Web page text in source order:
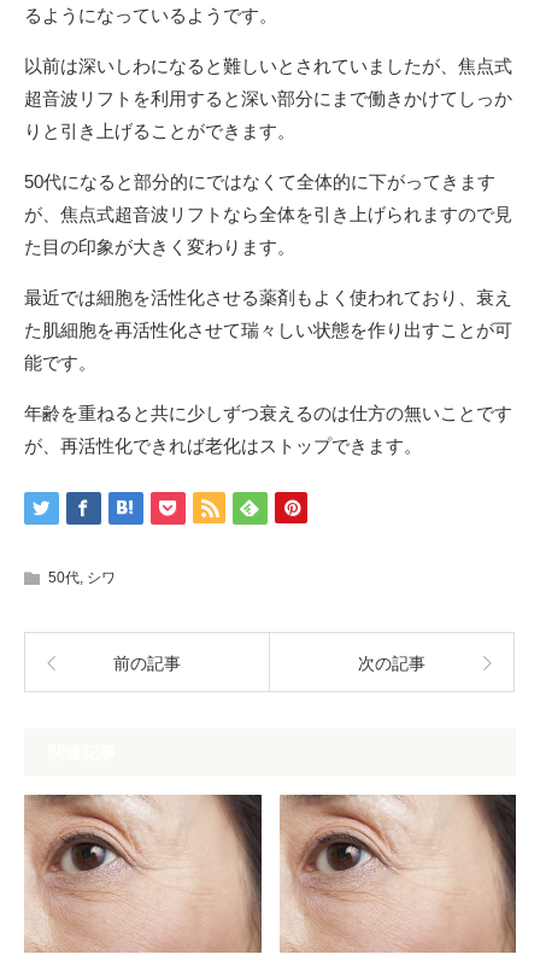
るようになっているようです。
以前は深いしわになると難しいとされていましたが、焦点式
超音波リフトを利用すると深い部分にまで働きかけてしっか
りと引き上げることができます。
50代になると部分的にではなくて全体的に下がってきます
が、焦点式超音波リフトなら全体を引き上げられますので見
た目の印象が大きく変わります。
最近では細胞を活性化させる薬剤もよく使われており、衰え
た肌細胞を再活性化させて瑞々しい状態を作り出すことが可
能です。
年齢を重ねると共に少しずつ衰えるのは仕方の無いことです
が、再活性化できれば老化はストップできます。
50代 シワ
前の記事 次の記事